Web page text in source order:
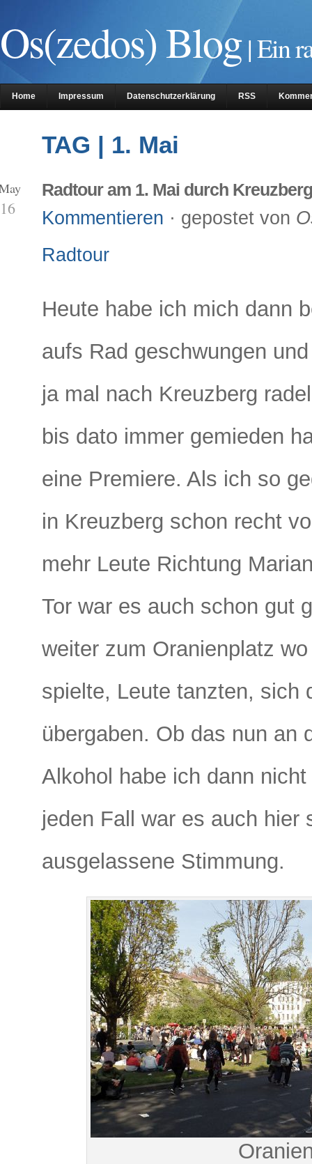
Os(zedos) Blog| Ein
Home Impressum Datenschutzerklärung RSS
TAG | 1. Mai
Radtour am 1. Mai durch Kreuzberg
Kommentieren · gepostet von
Radtour
Heute habe ich mich dann
aufs Rad geschwungen
ja mal nach Kreuzberg
bis dato immer gemieden
eine Premiere. Als ich so
in Kreuzberg schon recht
mehr Leute Richtung
Tor war es auch schon gut
weiter zum Oranienplatz
spielte, Leute tanzten, sich
übergaben. Ob das nun an
Alkohol habe ich dann
jeden Fall war es auch hier
ausgelassene Stimmung.